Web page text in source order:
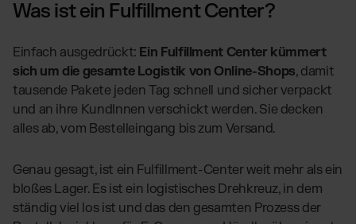
Was ist ein Fulfillment Center?
Einfach ausgedrückt: Ein Fulfillment Center kümmert
sich um die gesamte Logistik von Online-Shops, damit
tausende Pakete jeden Tag schnell und sicher verpackt
und an ihre KundInnen verschickt werden. Sie decken
alles ab, vom Bestelleingang bis zum Versand.
Genau gesagt, ist ein Fulfillment-Center weit mehr als ein
bloßes Lager. Es ist ein logistisches Drehkreuz, in dem
ständig viel los ist und das den gesamten Prozess der